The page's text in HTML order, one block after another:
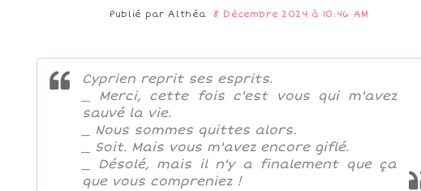
Publié parAlthéa 8 Décembre 2024 à 10:46 AM
Cyprien reprit ses esprits.
_ Merci, cette fois c'est vous qui m'avez
sauvé la vie.
_ Nous sommes quittes alors.
_ Soit. Mais vous m'avez encore giflé.
_ Désolé, mais il n'y a finalement que ça
que vous compreniez !